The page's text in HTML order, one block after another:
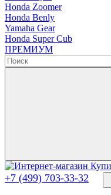
Honda Zoomer
Honda Benly
Yamaha Gear
Honda Super Cub
ПРЕМИУМ
+7 (499) 703-33-32